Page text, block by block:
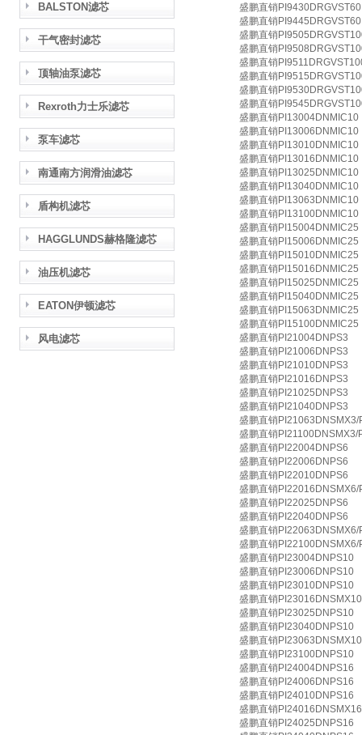
BALSTON滤芯
干气密封滤芯
顶轴油泵滤芯
Rexroth力士乐滤芯
泵车滤芯
南通南方润滑油滤芯
盾构机滤芯
HAGGLUNDS赫格隆滤芯
油压机滤芯
EATON伊顿滤芯
风电滤芯
盛鹏直销PI9430DRGVST60
盛鹏直销PI9445DRGVST60
盛鹏直销
盛鹏直销
盛鹏直销
盛鹏直销
盛鹏直销
盛鹏直销
盛鹏直销PI13004DNMIC10
盛鹏直销PI13006DNMIC10
盛鹏直销PI13010DNMIC10
盛鹏直销PI13016DNMIC10
盛鹏直销PI13025DNMIC10
盛鹏直销PI13040DNMIC10
盛鹏直销PI13063DNMIC10
盛鹏直销PI13100DNMIC10
盛鹏直销PI15004DNMIC25
盛鹏直销PI15006DNMIC25
盛鹏直销PI15010DNMIC25
盛鹏直销PI15016DNMIC25
盛鹏直销PI15025DNMIC25
盛鹏直销PI15040DNMIC25
盛鹏直销PI15063DNMIC25
盛鹏直销PI15100DNMIC25
盛鹏直销PI21004DNPS3
盛鹏直销PI21006DNPS3
盛鹏直销PI21010DNPS3
盛鹏直销PI21016DNPS3
盛鹏直销PI21025DNPS3
盛鹏直销PI21040DNPS3
盛鹏直销PI21063DNSMX3/
盛鹏直销PI21100DNSMX3/
盛鹏直销PI22004DNPS6
盛鹏直销PI22006DNPS6
盛鹏直销PI22010DNPS6
盛鹏直销PI22016DNSMX6/
盛鹏直销PI22025DNPS6
盛鹏直销PI22040DNPS6
盛鹏直销PI22063DNSMX6/
盛鹏直销PI22100DNSMX6/
盛鹏直销PI23004DNPS10
盛鹏直销PI23006DNPS10
盛鹏直销PI23010DNPS10
盛鹏直销
盛鹏直销PI23025DNPS10
盛鹏直销PI23040DNPS10
盛鹏直销
盛鹏直销PI23100DNPS10
盛鹏直销PI24004DNPS16
盛鹏直销PI24006DNPS16
盛鹏直销PI24010DNPS16
盛鹏直销
盛鹏直销PI24025DNPS16